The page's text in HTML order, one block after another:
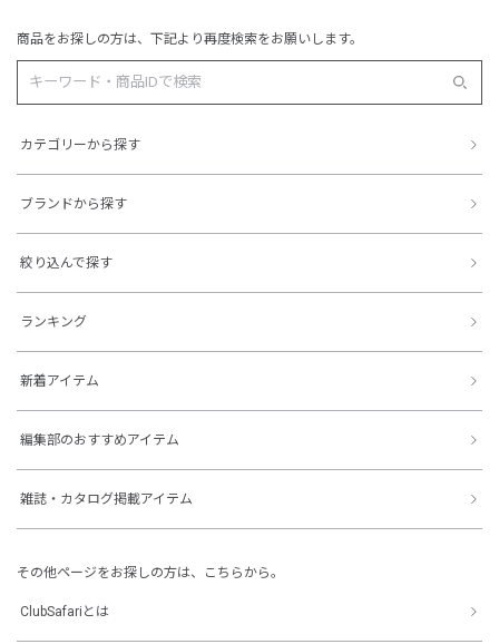
商品をお探しの方は、下記より再度検索をお願いします。
カテゴリーから探す
ブランドから探す
絞り込んで探す
ランキング
新着アイテム
編集部のおすすめアイテム
雑誌・カタログ掲載アイテム
その他ページをお探しの方は、こちらから。
ClubSafariとは